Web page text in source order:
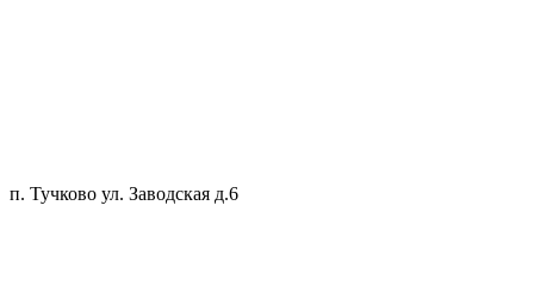
п. Тучково ул. Заводская д.6